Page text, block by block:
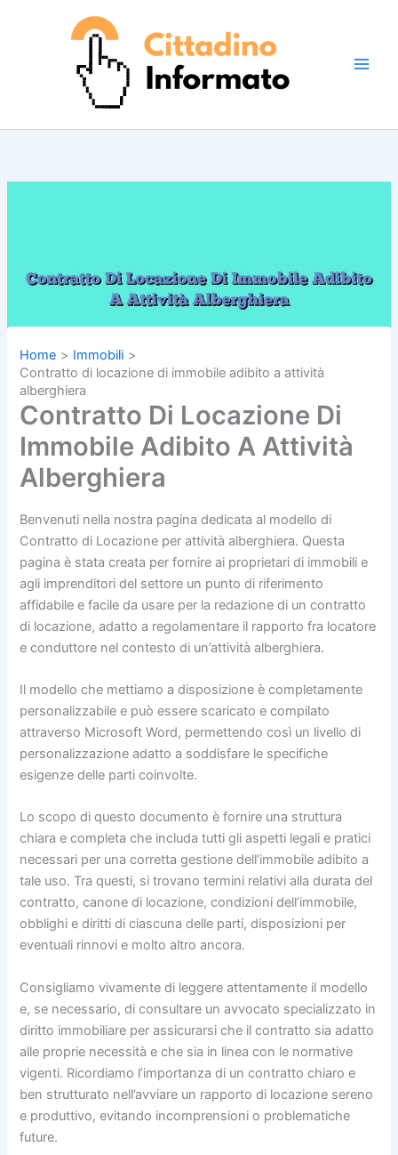
Home
Immobili
Contratto di locazione di immobile adibito a attività
alberghiera
Contratto Di Locazione Di
Immobile Adibito A Attività
Alberghiera
Benvenuti nella nostra pagina dedicata al modello di
Contratto di Locazione per attività alberghiera. Questa
pagina è stata creata per fornire ai proprietari di immobili e
agli imprenditori del settore un punto di riferimento
affidabile e facile da usare per la redazione di un contratto
di locazione, adatto a regolamentare il rapporto fra locatore
e conduttore nel contesto di un’attività alberghiera.
Il modello che mettiamo a disposizione è completamente
personalizzabile e può essere scaricato e compilato
attraverso Microsoft Word, permettendo così un livello di
personalizzazione adatto a soddisfare le specifiche
esigenze delle parti coinvolte.
Lo scopo di questo documento è fornire una struttura
chiara e completa che includa tutti gli aspetti legali e pratici
necessari per una corretta gestione dell’immobile adibito a
tale uso. Tra questi, si trovano termini relativi alla durata del
contratto, canone di locazione, condizioni dell’immobile,
obblighi e diritti di ciascuna delle parti, disposizioni per
eventuali rinnovi e molto altro ancora.
Consigliamo vivamente di leggere attentamente il modello
e, se necessario, di consultare un avvocato specializzato in
diritto immobiliare per assicurarsi che il contratto sia adatto
alle proprie necessità e che sia in linea con le normative
vigenti. Ricordiamo l’importanza di un contratto chiaro e
ben strutturato nell’avviare un rapporto di locazione sereno
e produttivo, evitando incomprensioni o problematiche
future.